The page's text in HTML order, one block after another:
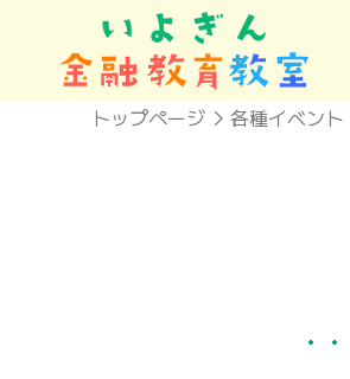
トップページ 各種イベント